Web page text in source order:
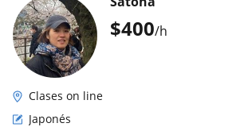
$400/h
Clases on line
Japonés